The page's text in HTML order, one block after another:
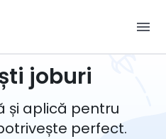
menu
joburi
și aplică pentru
perfect.